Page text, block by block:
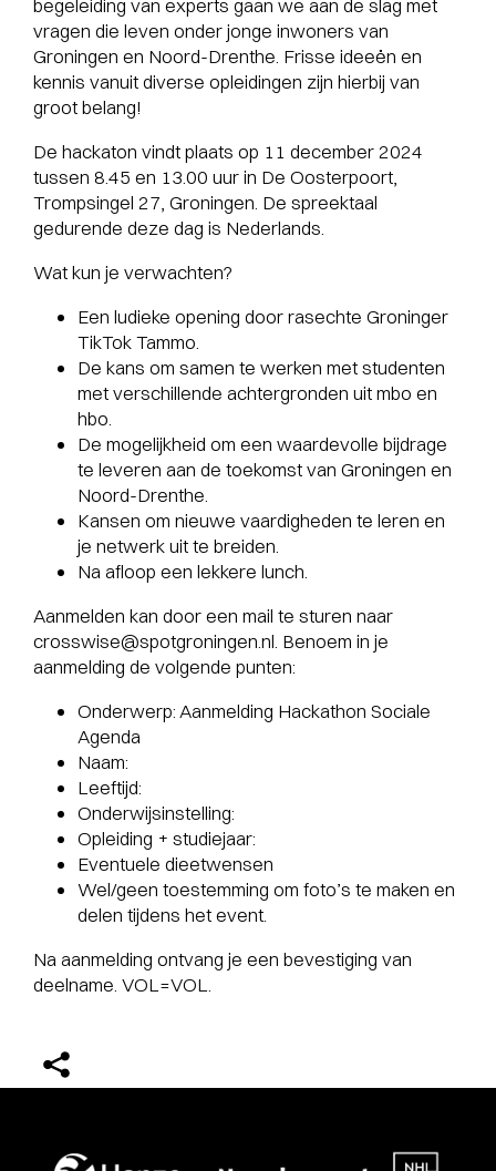
begeleiding van experts gaan we aan de slag met
vragen die leven onder jonge inwoners van
Groningen en Noord-Drenthe. Frisse ideeën en
kennis vanuit diverse opleidingen zijn hierbij van
groot belang!
De hackaton vindt plaats op 11 december 2024
tussen 8.45 en 13.00 uur in De Oosterpoort,
Trompsingel 27, Groningen. De spreektaal
gedurende deze dag is Nederlands.
Wat kun je verwachten?
Een ludieke opening door rasechte Groninger
TikTok Tammo.
De kans om samen te werken met studenten
met verschillende achtergronden uit mbo en
hbo.
De mogelijkheid om een waardevolle bijdrage
te leveren aan de toekomst van Groningen en
Noord-Drenthe.
Kansen om nieuwe vaardigheden te leren en
je netwerk uit te breiden.
Na afloop een lekkere lunch.
Aanmelden kan door een mail te sturen naar
crosswise@spotgroningen.nl. Benoem in je
aanmelding de volgende punten:
Onderwerp: Aanmelding Hackathon Sociale
Agenda
Naam:
Leeftijd:
Onderwijsinstelling:
Opleiding + studiejaar:
Eventuele dieetwensen
Wel/geen toestemming om foto’s te maken en
delen tijdens het event.
Na aanmelding ontvang je een bevestiging van
deelname. VOL=VOL.